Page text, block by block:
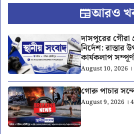
আরও
দাসপুরের গৌরা
নির্দেশ: রাস্তার
কার্যকলাপ সম্পূর্ণ
August 10, 2026
গোরু পাচার
August 9, 2026 ।